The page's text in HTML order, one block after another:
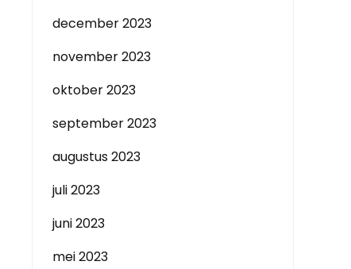
december 2023
november 2023
oktober 2023
september 2023
augustus 2023
juli 2023
juni 2023
mei 2023